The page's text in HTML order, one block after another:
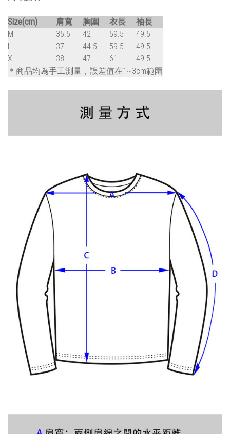
Size(cm) 肩寬 胸圍 衣長
袖長
M
35.5 42 59.5
49.5
L
37 44.5 59.5
49.5
XL
38 47 61
49.5
＊商品均為手工測量，誤差值在1~3cm範圍